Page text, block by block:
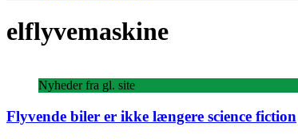
elflyvemaskine
Nyheder fra gl. site
Flyvende biler er ikke længere science fiction